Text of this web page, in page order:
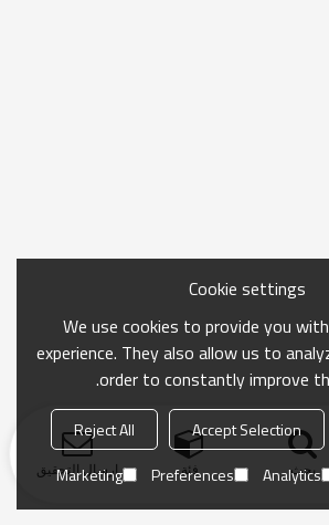
بحث فئة ارسال التحقيق
Cookie settings
We use cookies to provide you
experience. They also allow us to
order to constantly improve
Accept Selection
Reject All
Analytics
Preferences
Marketing